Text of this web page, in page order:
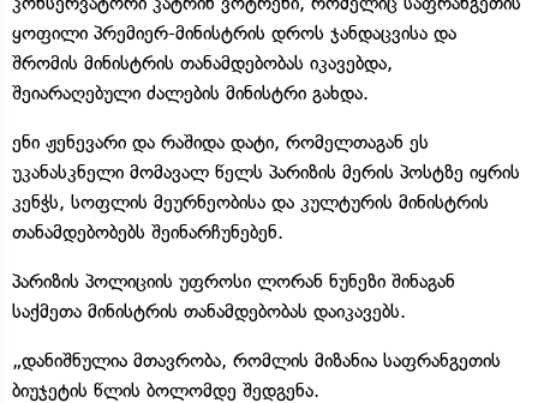
ყოფილი პრემიერ-მინისტრის დროს ჯანდაცვისა და
შრომის მინისტრის თანამდებობას იკავებდა,
შეიარაღებული ძალების მინისტრი გახდა.
ენი ჟენევარი და რაშიდა დატი, რომელთაგან ეს
უკანასკნელი მომავალ წელს პარიზის მერის პოსტზე იყრის
კენჭს, სოფლის მეურნეობისა და კულტურის მინისტრის
თანამდებობებს შეინარჩუნებენ.
პარიზის პოლიციის უფროსი ლორან ნუნეზი შინაგან
საქმეთა მინისტრის თანამდებობას დაიკავებს.
„დანიშნულია მთავრობა, რომლის მიზანია საფრანგეთის
ბიუჯეტის წლის ბოლომდე შედგენა.